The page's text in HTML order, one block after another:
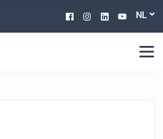
Facebook
Instagram
Linkedin
NL